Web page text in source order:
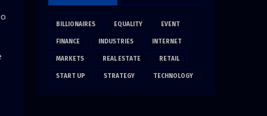
BILLIONAIRES EQUALITY EVENT
FINANCE INDUSTRIES INTERNET
MARKETS REAL ESTATE RETAIL
START UP STRATEGY TECHNOLOGY